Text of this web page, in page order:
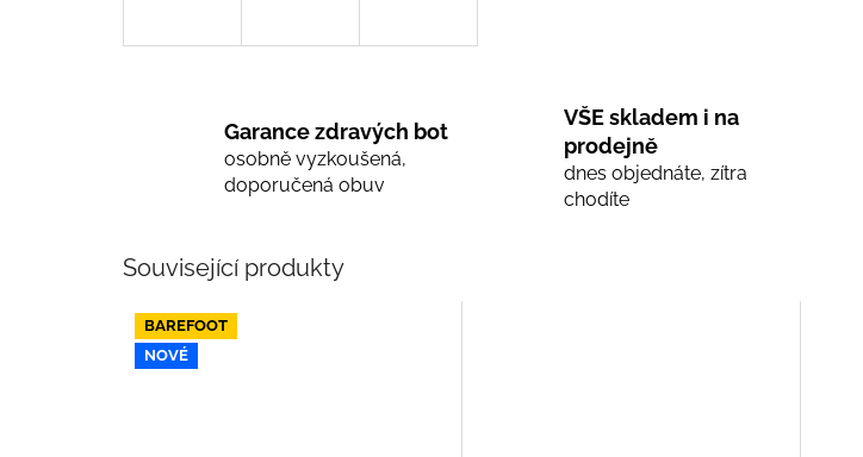
Garance zdravých bot
osobně vyzkoušená,
doporučená obuv
VŠE skladem i na
prodejně
dnes objednáte, zítra
chodíte
Související produkty
BAREFOOT
NOVÉ